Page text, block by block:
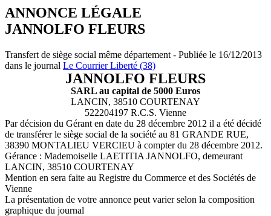
ANNONCE LÉGALE
JANNOLFO FLEURS
Transfert de siège social même département - Publiée le 16/12/2013
dans le journal Le Courrier Liberté (38)
JANNOLFO FLEURS
SARL au capital de 5000 Euros
LANCIN, 38510 COURTENAY
522204197 R.C.S. Vienne
Par décision du Gérant en date du 28 décembre 2012 il a été décidé
de transférer le siège social de la société au 81 GRANDE RUE,
38390 MONTALIEU VERCIEU à compter du 28 décembre 2012.
Gérance : Mademoiselle LAETITIA JANNOLFO, demeurant
LANCIN, 38510 COURTENAY
Mention en sera faite au Registre du Commerce et des Sociétés de
Vienne
La présentation de votre annonce peut varier selon la composition
graphique du journal